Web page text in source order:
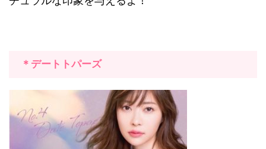
＊デートトパーズ